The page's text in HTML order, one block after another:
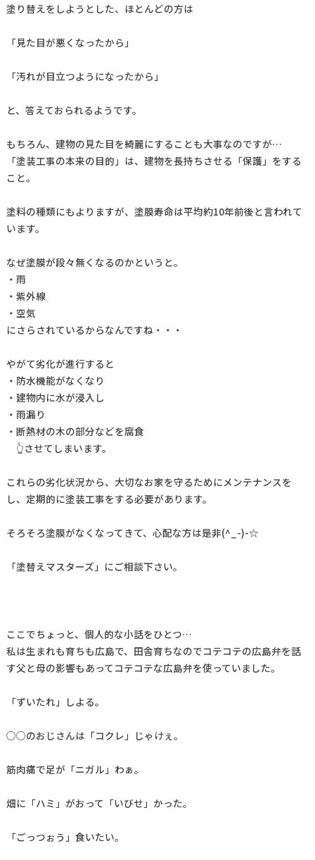
塗り替えをしようとした、ほとんどの方は
「見た目が悪くなったから」
「汚れが目立つようになったから」
と、答えておられるようです。
もちろん、建物の見た目を綺麗にすることも大事なのですが…
「塗装工事の本来の目的」は、建物を長持ちさせる「保護」をする
こと。
塗料の種類にもよりますが、塗膜寿命は平均約10年前後と言われて
います。
なぜ塗膜が段々無くなるのかというと。
・雨
・紫外線
・空気
にさらされているからなんですね・・・
やがて劣化が進行すると
・防水機能がなくなり
・建物内に水が浸入し
・雨漏り
・断熱材の木の部分などを腐食
👆させてしまいます。
これらの劣化状況から、大切なお家を守るためにメンテナンスを
し、定期的に塗装工事をする必要があります。
そろそろ塗膜がなくなってきて、心配な方は是非(^_-)-☆
「塗替えマスターズ」にご相談下さい。
ここでちょっと、個人的な小話をひとつ…
私は生まれも育ちも広島で、田舎育ちなのでコテコテの広島弁を話
す父と母の影響もあってコテコテな広島弁を使っていました。
「ずいたれ」しよる。
○○のおじさんは「コクレ」じゃけぇ。
筋肉痛で足が「ニガル」わぁ。
畑に「ハミ」がおって「いびせ」かった。
「ごっつぉう」食いたい。